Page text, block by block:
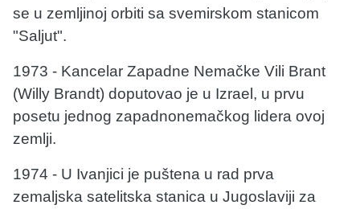
se u zemljinoj orbiti sa svemirskom stanicom
"Saljut".
1973 - Kancelar Zapadne Nemačke Vili Brant
(Willy Brandt) doputovao je u Izrael, u prvu
posetu jednog zapadnonemačkog lidera ovoj
zemlji.
1974 - U Ivanjici je puštena u rad prva
zemaljska satelitska stanica u Jugoslaviji za